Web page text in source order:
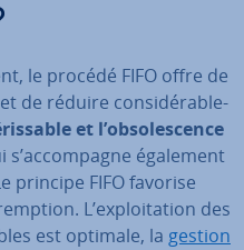
le procédé FIFO offre de
de réduire con­si­dé­ra­ble­
et l’ob­so­les­cence
également
principe FIFO favorise
L’ex­ploi­ta­tion des
est optimale, la gestion